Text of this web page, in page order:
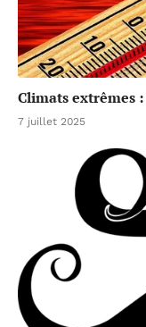
Climats extrêmes
7 juillet 2025